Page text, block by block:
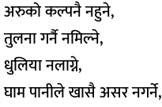
अरुको कल्पनै नहुने,
तुलना गर्नै नमिल्ने,
धुलिया नलाग्ने,
घाम पानीले खासै असर नगर्ने,